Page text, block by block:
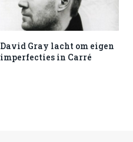
David Gray lacht om eigen
imperfecties in Carré